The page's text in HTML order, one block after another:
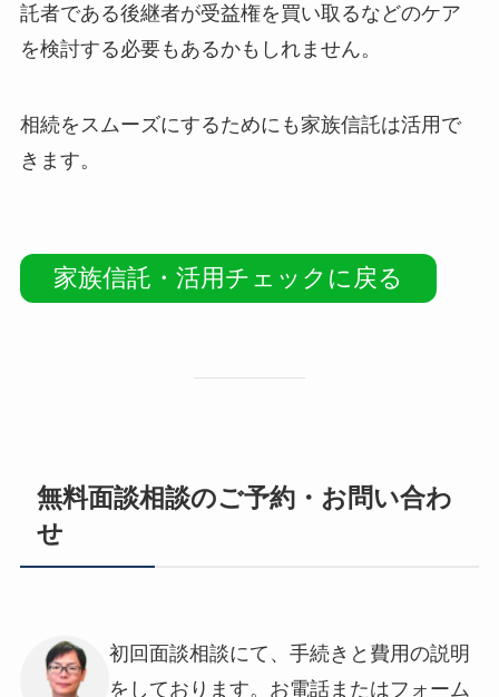
託者である後継者が受益権を買い取るなどのケア
を検討する必要もあるかもしれません。
相続をスムーズにするためにも家族信託は活用で
きます。
家族信託・活用チェックに戻る
無料面談相談のご予約・お問い合わ
せ
初回面談相談にて、手続きと費用の説明
をしております。お電話またはフォーム